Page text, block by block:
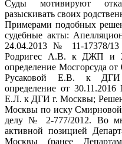
Суды мотивируют
разыскивать своих
Примерами подобных
судебные акты:
24.04.2013 № 11-17378/
Родригес А.В. к ДЖП и
определение Мосгорсуда
Русаковой Е.В. к ДГИ
определение от
Е.Л. к ДГИ г. Москвы;
Москвы по иску
делу № 2-777/2012. Во
активной позицией
Москвы (ранее